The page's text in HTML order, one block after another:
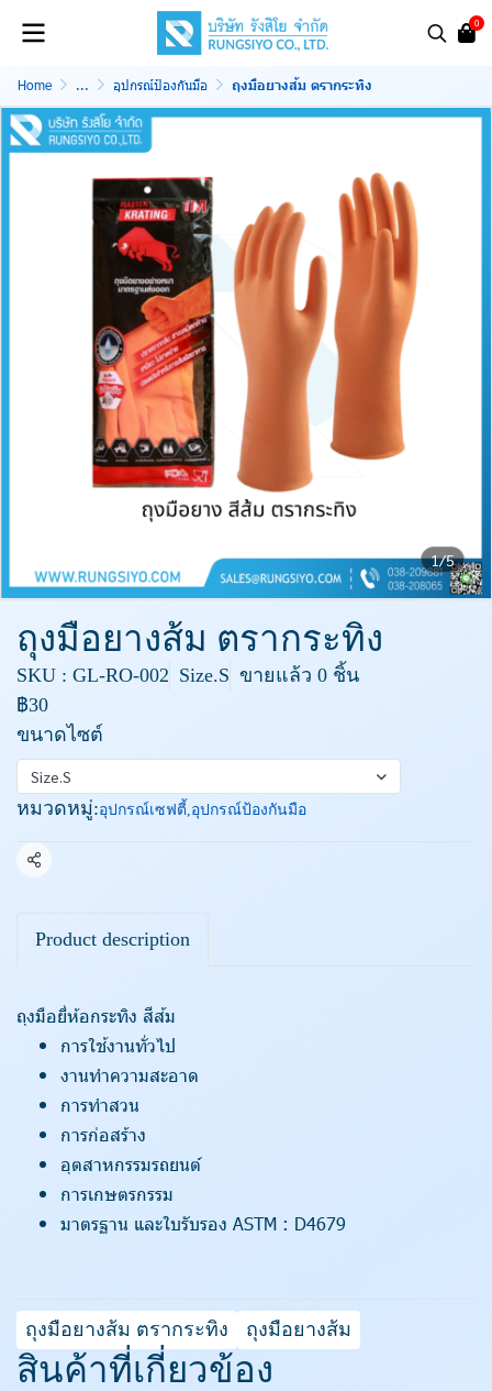
0
Home ... อุปกรณ์ป้องกันมือ ถุงมือยางส้ม ตรากระทิง
1/5
ถุงมือยางส้ม ตรากระทิง
SKU : GL-RO-002 Size.S ขายแล้ว 0 ชิ้น
฿30
ขนาดไซต์
Size.S
หมวดหมู่:อุปกรณ์เซฟตี้,อุปกรณ์ป้องกันมือ
แชร์
Product description
ถุงมือยี่ห้อกระทิง สีส้ม
การใช้งานทั่วไป
งานทำความสะอาด
การทำสวน
การก่อสร้าง
อุตสาหกรรมรถยนต์
การเกษตรกรรม
มาตรฐาน และใบรับรอง ASTM : D4679
ถุงมือยางส้ม ตรากระทิง ถุงมือยางส้ม
สินค้าที่เกี่ยวข้อง